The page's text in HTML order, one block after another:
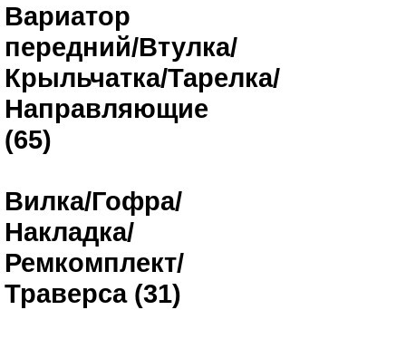
Вариатор
передний/Втулка/
Крыльчатка/Тарелка/
Направляющие
(65)
Вилка/Гофра/
Накладка/
Ремкомплект/
Траверса (31)